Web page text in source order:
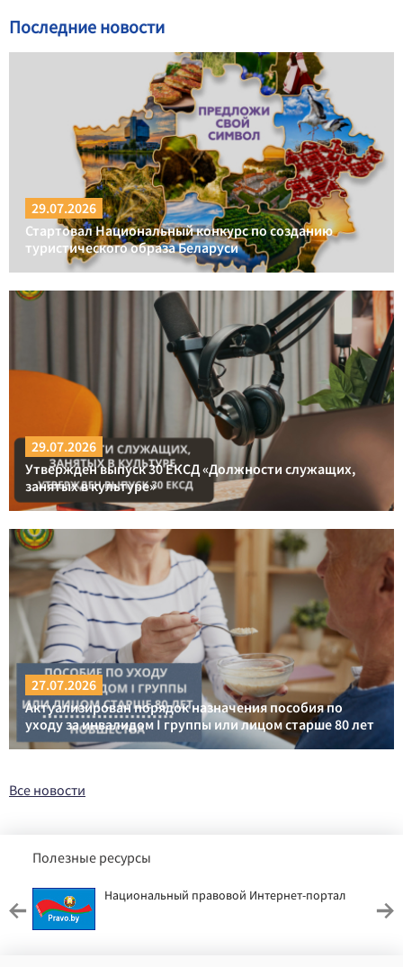
Последние новости
29.07.2026
Стартовал Национальный конкурс по созданию
туристического образа Беларуси
29.07.2026
Утвержден выпуск 30 ЕКСД «Должности служащих,
занятых в культуре»
27.07.2026
Актуализирован порядок назначения пособия по
уходу за инвалидом I группы или лицом старше 80 лет
Все новости
Полезные ресурсы
Национальный правовой Интернет-портал